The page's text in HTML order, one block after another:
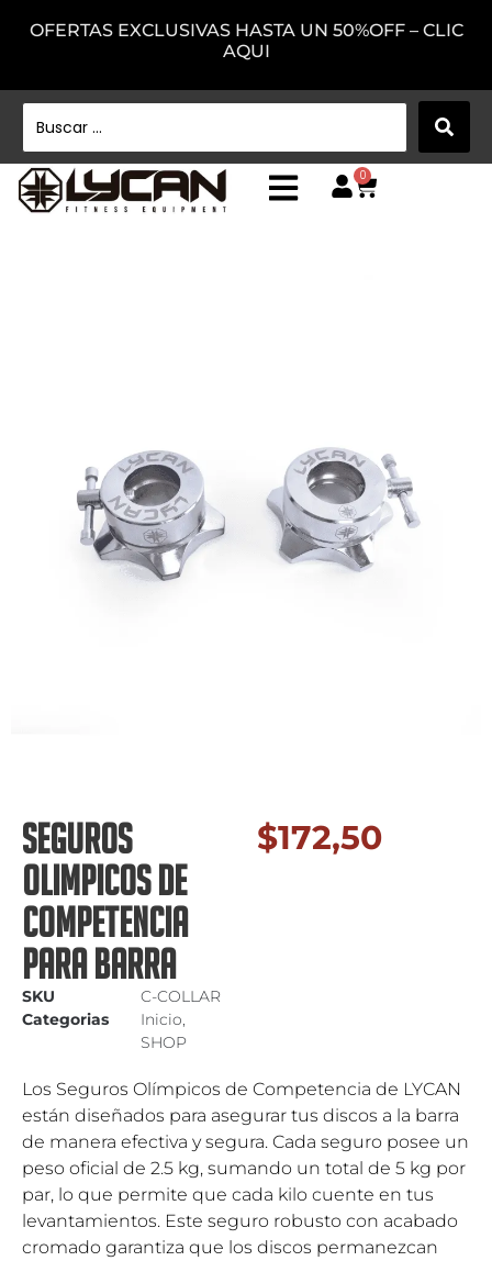
OFERTAS EXCLUSIVAS HASTA UN 50%OFF – CLIC
AQUI
0
SEGUROS
OLIMPICOS DE
COMPETENCIA
PARA BARRA
SKU
C-COLLAR
Categorias
Inicio,
SHOP
$172,50
Los Seguros Olímpicos de Competencia de LYCAN
están diseñados para asegurar tus discos a la barra
de manera efectiva y segura. Cada seguro posee un
peso oficial de 2.5 kg, sumando un total de 5 kg por
par, lo que permite que cada kilo cuente en tus
levantamientos. Este seguro robusto con acabado
cromado garantiza que los discos permanezcan